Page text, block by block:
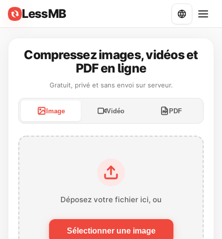
LessMB
Compressez images, vidéos et
PDF en ligne
Gratuit, privé et sans envoi sur serveur.
Image Vidéo PDF
Déposez votre fichier ici, ou
Sélectionner une image